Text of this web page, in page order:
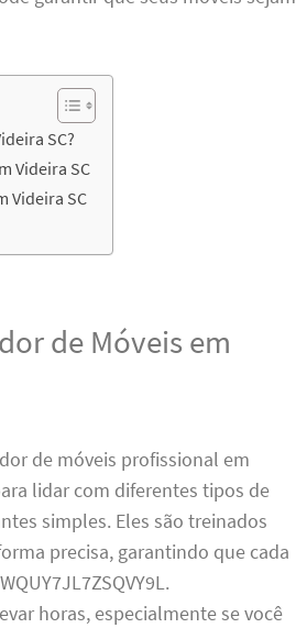
SC?
Videira SC
Videira SC
de Móveis em
de móveis profissional em
lidar com diferentes tipos de
simples. Eles são treinados
precisa, garantindo que cada
horas, especialmente se você